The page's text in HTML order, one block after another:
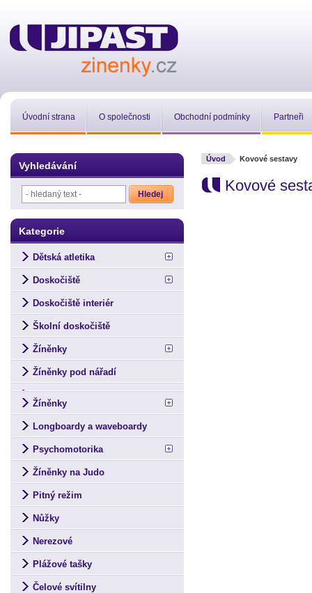
Úvodní strana O společnosti Obchodní podmínky Partneři
Úvod Kovové sestavy
Kovové
Vyhledávání
Kategorie
Dětská atletika
Doskočiště
Doskočiště interiér
Školní doskočiště
Žíněnky
Žíněnky pod nářadí
Žíněnky
Longboardy a waveboardy
Psychomotorika
Žíněnky na Judo
Pitný režim
Nůžky
Nerezové
Plážové tašky
Čelové svítilny